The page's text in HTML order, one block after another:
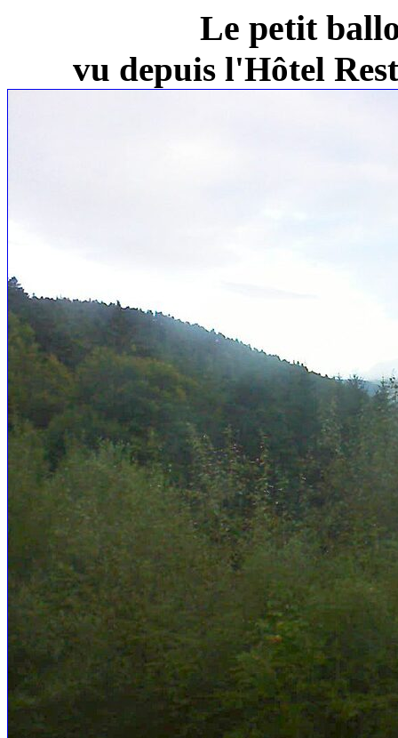
Le petit
vu depuis l'Hôtel